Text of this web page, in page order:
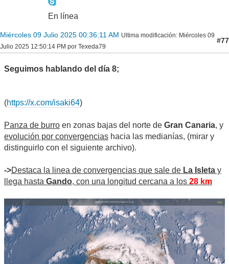
En línea
Miércoles 09 Julio 2025 00:36:11 AM Ultima modificación: Miércoles 09
Julio 2025 12:50:14 PM por Texeda79
#77
Seguimos hablando del día 8;
(https://x.com/isaki64)
Panza de burro en zonas bajas del norte de Gran Canaria, y
evolución por convergencias hacia las medianías, (mirar y
distinguirlo con el siguiente archivo).
->Destaca la linea de convergencias que sale de La Isleta y
llega hasta Gando, con una longitud cercana a los 28 km